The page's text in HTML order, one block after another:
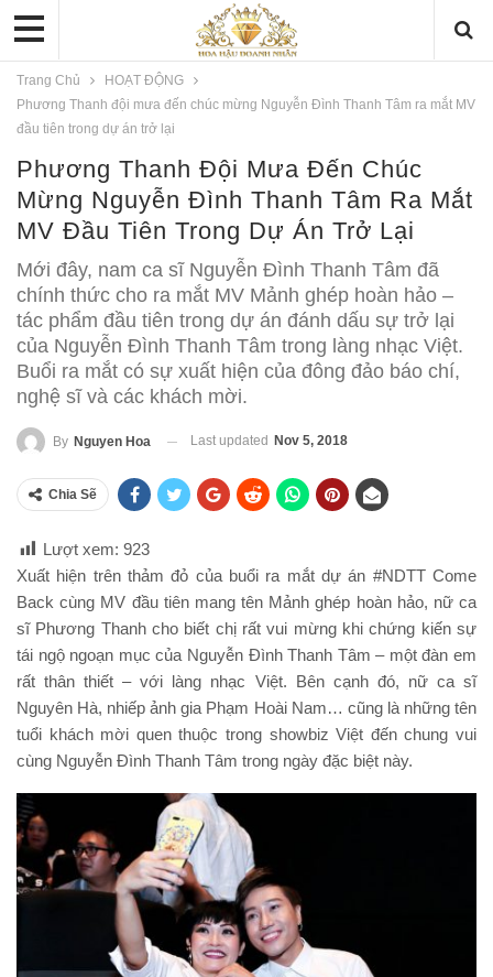
Trang Chủ
HOẠT ĐỘNG
Phương Thanh đội mưa đến chúc mừng Nguyễn Đình Thanh Tâm ra mắt MV
đầu tiên trong dự án trở lại
Phương Thanh Đội Mưa Đến Chúc
Mừng Nguyễn Đình Thanh Tâm Ra Mắt
MV Đầu Tiên Trong Dự Án Trở Lại
Mới đây, nam ca sĩ Nguyễn Đình Thanh Tâm đã
chính thức cho ra mắt MV Mảnh ghép hoàn hảo –
tác phẩm đầu tiên trong dự án đánh dấu sự trở lại
của Nguyễn Đình Thanh Tâm trong làng nhạc Việt.
Buổi ra mắt có sự xuất hiện của đông đảo báo chí,
nghệ sĩ và các khách mời.
By Nguyen Hoa Last updated Nov 5, 2018
Chia Sẽ
Lượt xem: 923
Xuất hiện trên thảm đỏ của buổi ra mắt dự án #NDTT Come
Back cùng MV đầu tiên mang tên Mảnh ghép hoàn hảo, nữ ca
sĩ Phương Thanh cho biết chị rất vui mừng khi chứng kiến sự
tái ngộ ngoạn mục của Nguyễn Đình Thanh Tâm – một đàn em
rất thân thiết – với làng nhạc Việt. Bên cạnh đó, nữ ca sĩ
Nguyên Hà, nhiếp ảnh gia Phạm Hoài Nam… cũng là những tên
tuổi khách mời quen thuộc trong showbiz Việt đến chung vui
cùng Nguyễn Đình Thanh Tâm trong ngày đặc biệt này.